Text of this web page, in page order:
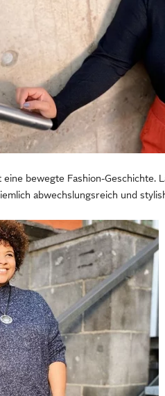
eine bewegte Fashion-
abwechslungsreich und